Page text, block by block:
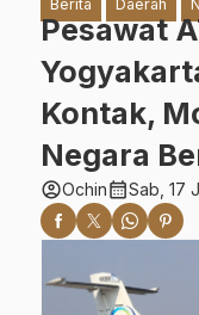
Berita Daerah
Pesawat
Kontak,
Negara
account_circleOchincalendar_monthSab, 17